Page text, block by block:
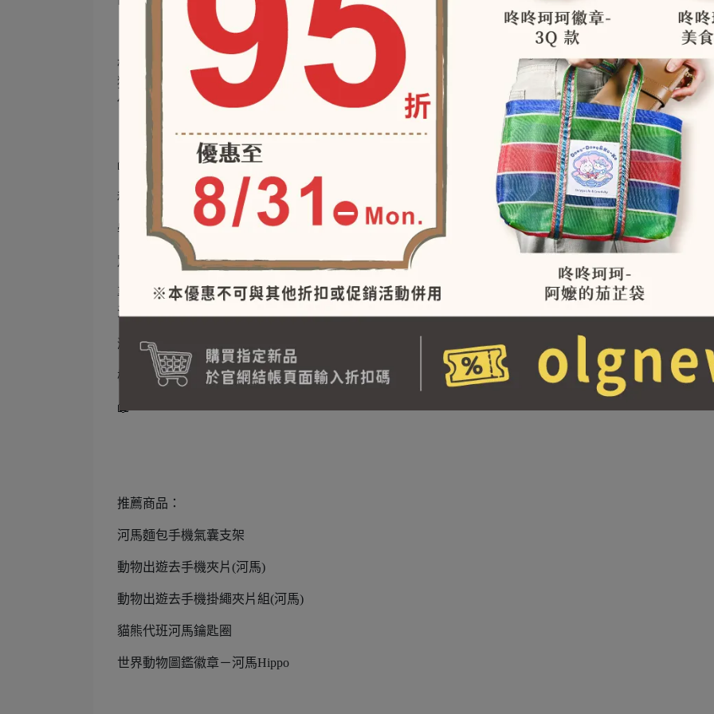
根據 IUCN 國際自然保護聯盟 的資料，河馬目前被列為 易危（Vulnerable）。牠們的數量因棲地流失、非
獵和象牙替代品「河馬牙齒」交易而持續下降。守護河馬的方式包括：支持非洲的濕地保護計畫、避免購
任何河馬牙製品，並透過環境教育提升人們對牠們的認識。
📖
科別：河馬科
學名：Hippopotamus amphibius
別名：
專屬節日：每年2月15日，全球共同慶祝世界河馬日（World Hippo Day），這一天旨在喚起人們對河馬的關
注，並推動對其保護行動。
瀕危分級：易危
棲地分布：非洲
📖
推薦商品：
河馬麵包手機氣囊支架
動物出遊去手機夾片(河馬)
動物出遊去手機掛繩夾片組(河馬)
貓熊代班河馬鑰匙圈
世界動物圖鑑徽章－河馬Hippo